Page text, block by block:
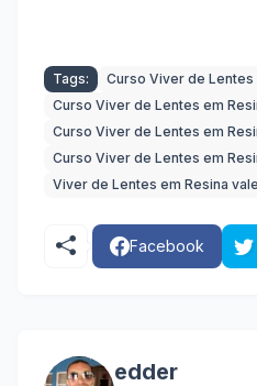
Tags:
Curso Viver de Lentes
Curso Viver de Lentes em
Curso Viver de Lentes em
Curso Viver de Lentes em
Viver de Lentes em Resina
Facebook
edder